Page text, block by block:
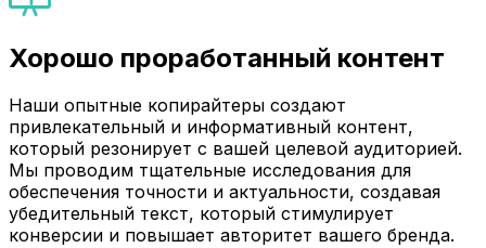
Хорошо проработанный контент
Наши опытные копирайтеры создают
привлекательный и информативный контент,
который резонирует с вашей целевой аудиторией.
Мы проводим тщательные исследования для
обеспечения точности и актуальности, создавая
убедительный текст, который стимулирует
конверсии и повышает авторитет вашего бренда.